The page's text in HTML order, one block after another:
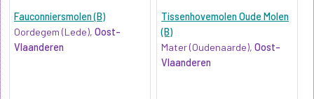
Fauconniersmolen (B)
Oordegem (Lede), Oost-
Vlaanderen
Tissenhovemolen Oude Molen
(B)
Mater (Oudenaarde),Oost-
Vlaanderen